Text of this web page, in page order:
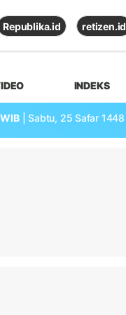
Republika.id retizen.id
INDEKS
| Sabtu, 25 Safar 1448